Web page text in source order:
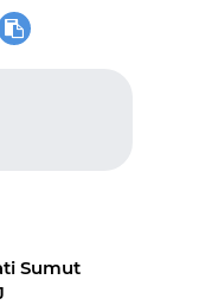
Sumut